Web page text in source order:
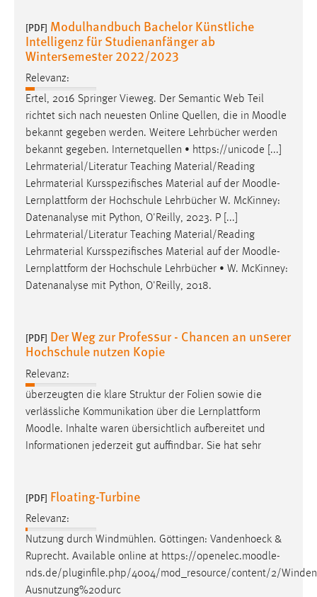
[PDF] Modulhandbuch Bachelor Künstliche
Intelligenz für Studienanfänger ab
Wintersemester 2022/2023
Relevanz:
Ertel, 2016 Springer Vieweg. Der Semantic Web Teil
richtet sich nach neuesten Online Quellen, die in Moodle
bekannt gegeben werden. Weitere Lehrbücher werden
bekannt gegeben. Internetquellen • https://unicode [...]
Lehrmaterial/Literatur Teaching Material/Reading
Lehrmaterial Kursspezifisches Material auf der Moodle-
Lernplattform der Hochschule Lehrbücher W. McKinney:
Datenanalyse mit Python, O'Reilly, 2023. P [...]
Lehrmaterial/Literatur Teaching Material/Reading
Lehrmaterial Kursspezifisches Material auf der Moodle-
Lernplattform der Hochschule Lehrbücher • W. McKinney:
Datenanalyse mit Python, O'Reilly, 2018.
[PDF] Der Weg zur Professur - Chancen an unserer
Hochschule nutzen Kopie
Relevanz:
überzeugten die klare Struktur der Folien sowie die
verlässliche Kommunikation über die Lernplattform
Moodle. Inhalte waren übersichtlich aufbereitet und
Informationen jederzeit gut auffindbar. Sie hat sehr
[PDF] Floating-Turbine
Relevanz:
Nutzung durch Windmühlen. Göttingen: Vandenhoeck &
Ruprecht. Available online at https://openelec.moodle-
nds.de/pluginfile.php/4004/mod_resource/content/2/
Ausnutzung%20durc